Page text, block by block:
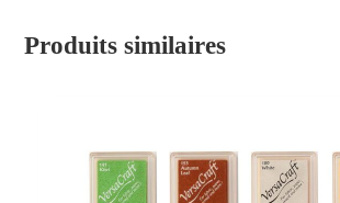
Produits similaires